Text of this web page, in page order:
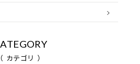
CATEGORY
カテゴリ